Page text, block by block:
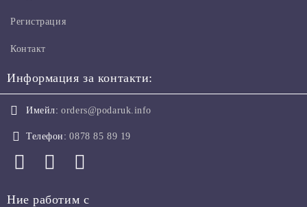
Регистрация
Контакт
Информация за контакти:
Имейл: orders@podaruk.info
Телефон: 0878 85 89 19
Ние работим с